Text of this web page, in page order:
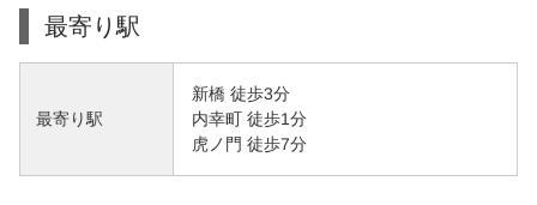
最寄り駅
最寄り駅
新橋 徒歩3分
内幸町 徒歩1分
虎ノ門 徒歩7分